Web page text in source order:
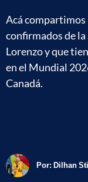
Acá
confirmados de
Lorenzo y que
en el Mundial
Canadá.
Por: Dilhan